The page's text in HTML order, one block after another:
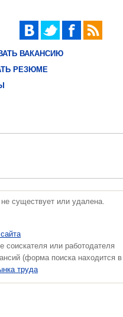
ВАКАНСИЮ
РЕЗЮМЕ
существует или удалена.
соискателя или работодателя
(форма поиска находится
труда